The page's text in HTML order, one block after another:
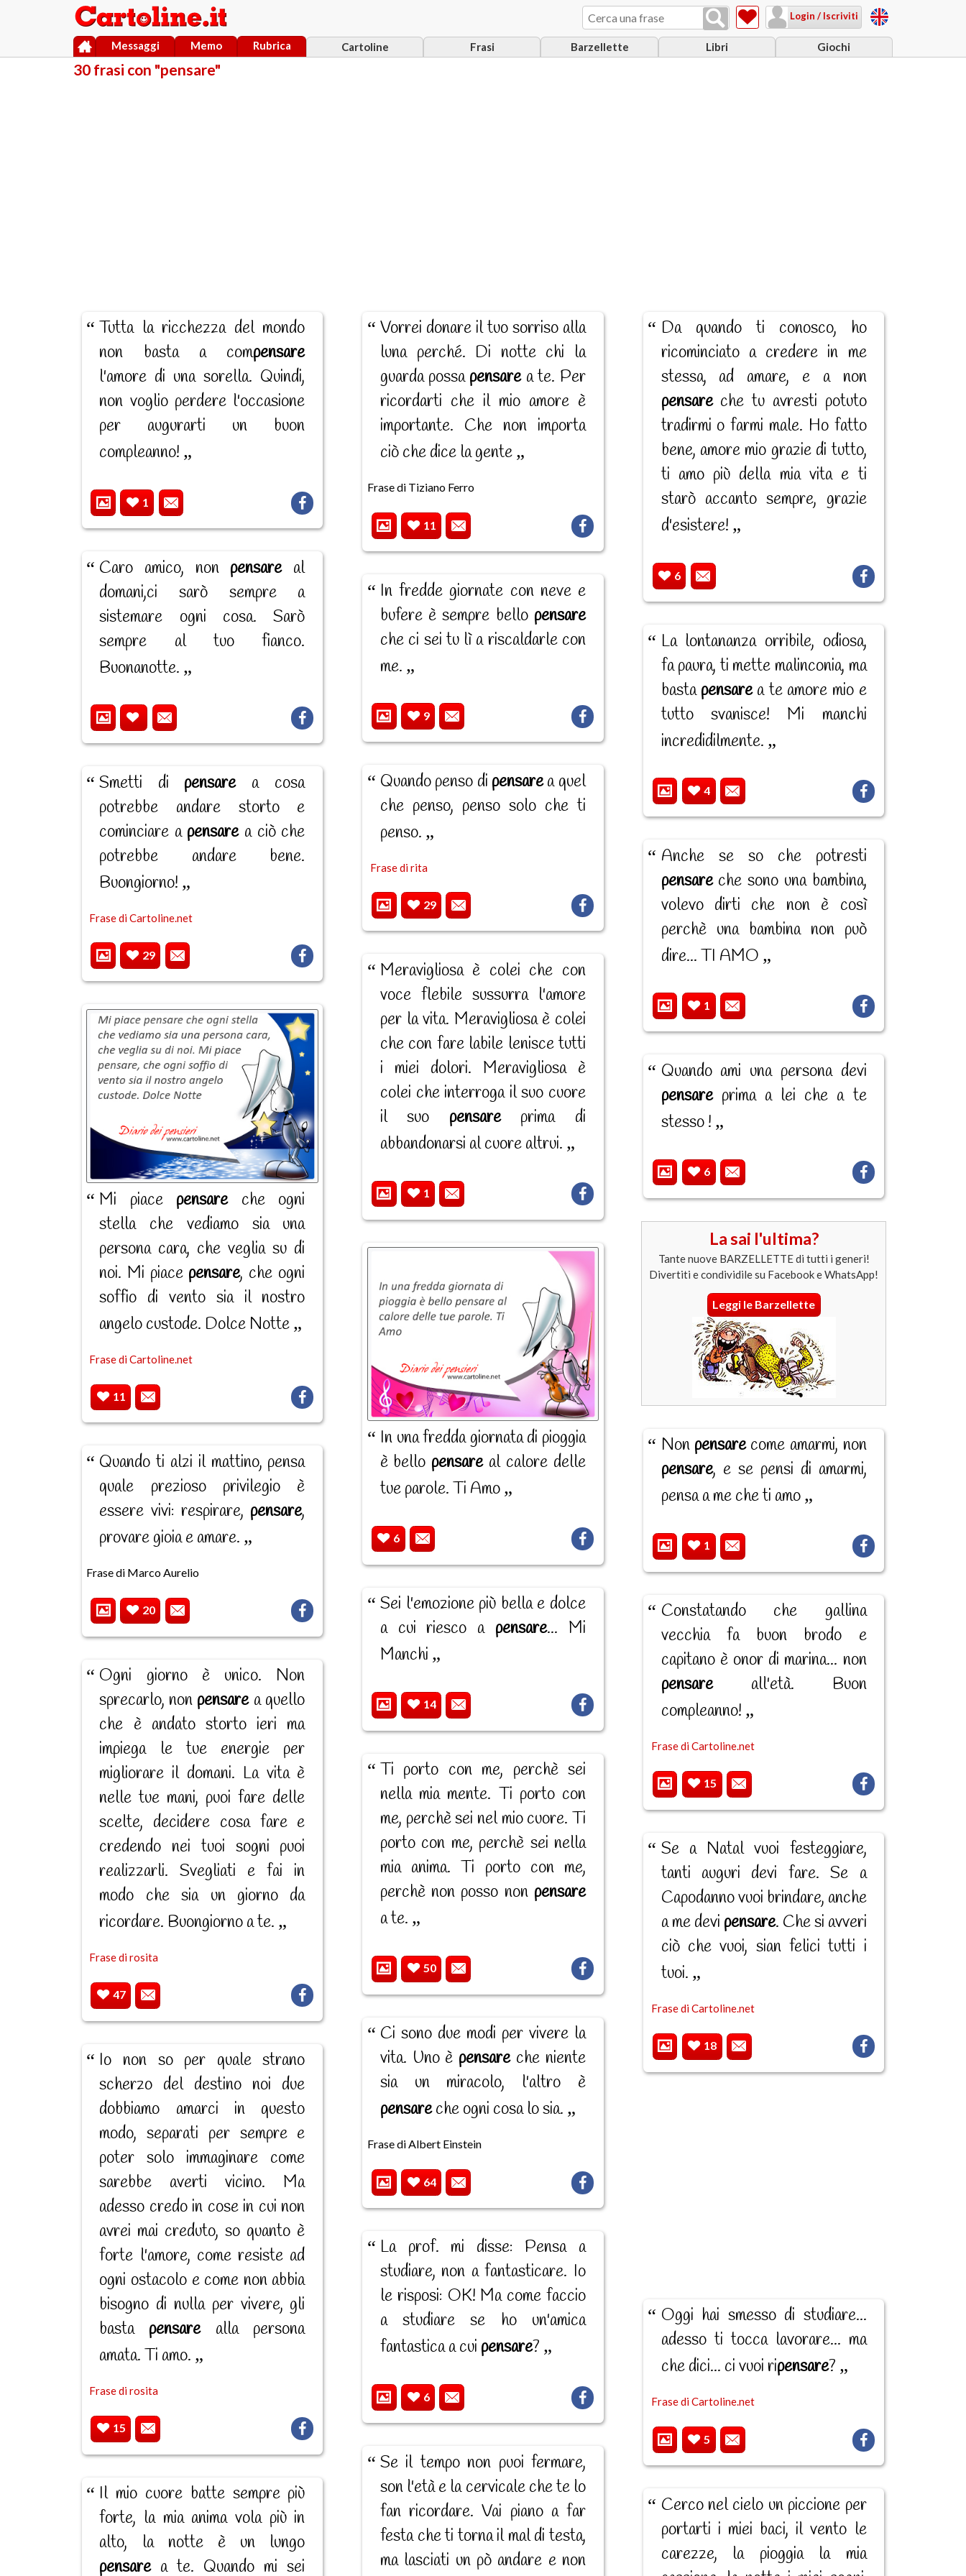
Login / Iscriviti
Cartoline Frasi Barzellette Libri Giochi
Messaggi Memo Rubrica
30 frasi con "pensare"
Tutta la ricchezza del mondo
non basta a compensare
l'amore di una sorella. Quindi,
non voglio perdere l'occasione
per augurarti un buon
compleanno!
1
Caro amico, non pensareal
domani,ci sarò sempre a
sistemare ogni cosa. Sarò
sempre al tuo fianco.
Buonanotte.
Smetti di pensarea cosa
potrebbe andare storto e
cominciare a pensarea ciò che
potrebbe andare bene.
Buongiorno!
Frase di Cartoline.net
29
Mi piace pensareche ogni
stella che vediamo sia una
persona cara, che veglia su di
noi. Mi piace pensare, che ogni
soffio di vento sia il nostro
angelo custode. Dolce Notte
Frase di Cartoline.net
11
Quando ti alzi il mattino, pensa
quale prezioso privilegio è
essere vivi: respirare, pensare,
provare gioia e amare.
Frase di Marco Aurelio
20
Ogni giorno è unico. Non
sprecarlo, non pensarea quello
che è andato storto ieri ma
impiega le tue energie per
migliorare il domani. La vita è
nelle tue mani, puoi fare delle
scelte, decidere cosa fare e
credendo nei tuoi sogni puoi
realizzarli. Svegliati e fai in
modo che sia un giorno da
ricordare. Buongiorno a te.
Frase di rosita
47
Io non so per quale strano
scherzo del destino noi due
dobbiamo amarci in questo
modo, separati per sempre e
poter solo immaginare come
sarebbe averti vicino. Ma
adesso credo in cose in cui non
avrei mai creduto, so quanto è
forte l'amore, come resiste ad
ogni ostacolo e come non abbia
bisogno di nulla per vivere, gli
basta pensarealla persona
amata. Ti amo.
Frase di rosita
15
Il mio cuore batte sempre più
forte, la mia anima vola più in
alto, la notte è un lungo
pensarea te. Quando mi sei
Vorrei donare il tuo sorriso alla
luna perché. Di notte chi la
guarda possa pensarea te. Per
ricordarti che il mio amore è
importante. Che non importa
ciò che dice la gente
Frase di Tiziano Ferro
11
In fredde giornate con neve e
bufere è sempre bello pensare
che ci sei tu lì a riscaldarle con
me.
9
Quando penso di pensarea quel
che penso, penso solo che ti
penso.
Frase di rita
29
Meravigliosa è colei che con
voce flebile sussurra l'amore
per la vita. Meravigliosa è colei
che con fare labile lenisce tutti
i miei dolori. Meravigliosa è
colei che interroga il suo cuore
il suo pensareprima di
abbandonarsi al cuore altrui.
1
In una fredda giornata di pioggia
è bello pensareal calore delle
tue parole. Ti Amo
6
Sei l'emozione più bella e dolce
a cui riesco a pensare... Mi
Manchi
14
Ti porto con me, perchè sei
nella mia mente. Ti porto con
me, perchè sei nel mio cuore. Ti
porto con me, perchè sei nella
mia anima. Ti porto con me,
perchè non posso non pensare
a te.
50
Ci sono due modi per vivere la
vita. Uno è pensareche niente
sia un miracolo, l'altro è
pensareche ogni cosa lo sia.
Frase di Albert Einstein
64
La prof. mi disse: Pensa a
studiare, non a fantasticare. Io
le risposi: OK! Ma come faccio
a studiare se ho un'amica
fantastica a cui pensare?
6
Se il tempo non puoi fermare,
son l'età e la cervicale che te lo
fan ricordare. Vai piano a far
festa che ti torna il mal di testa,
ma lasciati un pò andare e non
Da quando ti conosco, ho
ricominciato a credere in me
stessa, ad amare, e a non
pensareche tu avresti potuto
tradirmi o farmi male. Ho fatto
bene, amore mio grazie di tutto,
ti amo più della mia vita e ti
starò accanto sempre, grazie
d'esistere!
6
La lontananza orribile, odiosa,
fa paura, ti mette malinconia, ma
basta pensarea te amore mio e
tutto svanisce! Mi manchi
incredidilmente.
4
Anche se so che potresti
pensareche sono una bambina,
volevo dirti che non è così
perchè una bambina non può
dire... TI AMO
1
Quando ami una persona devi
pensareprima a lei che a te
stesso !
6
La sai l'ultima?
Tante nuove BARZELLETTE di tutti i generi!
Divertiti e condividile su Facebook e WhatsApp!
Leggi le Barzellette
Non pensarecome amarmi, non
pensare, e se pensi di amarmi,
pensa a me che ti amo
1
Constatando che gallina
vecchia fa buon brodo e
capitano è onor di marina... non
pensareall'età. Buon
compleanno!
Frase di Cartoline.net
15
Se a Natal vuoi festeggiare,
tanti auguri devi fare. Se a
Capodanno vuoi brindare, anche
a me devi pensare. Che si avveri
ciò che vuoi, sian felici tutti i
tuoi.
Frase di Cartoline.net
18
Oggi hai smesso di studiare...
adesso ti tocca lavorare... ma
che dici... ci vuoi ripensare?
Frase di Cartoline.net
5
Cerco nel cielo un piccione per
portarti i miei baci, il vento le
carezze, la pioggia la mia